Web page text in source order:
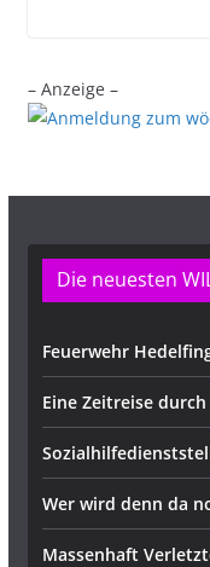
– Anzeige –
Die neuesten
Feuerwehr
Eine Zeitreise
Wer wird denn da
Massenhaft